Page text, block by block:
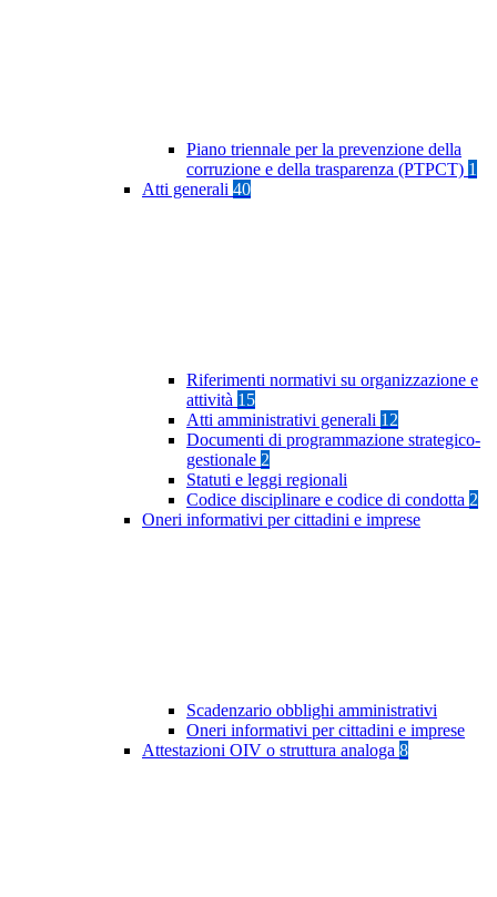
Piano triennale per la prevenzione della
corruzione e della trasparenza (PTPCT) 1
Atti generali 40
Riferimenti normativi su organizzazione e
attività 15
Atti amministrativi generali 12
Documenti di programmazione strategico-
gestionale 2
Statuti e leggi regionali
Codice disciplinare e codice di condotta 2
Oneri informativi per cittadini e imprese
Scadenzario obblighi amministrativi
Oneri informativi per cittadini e imprese
Attestazioni OIV o struttura analoga 8